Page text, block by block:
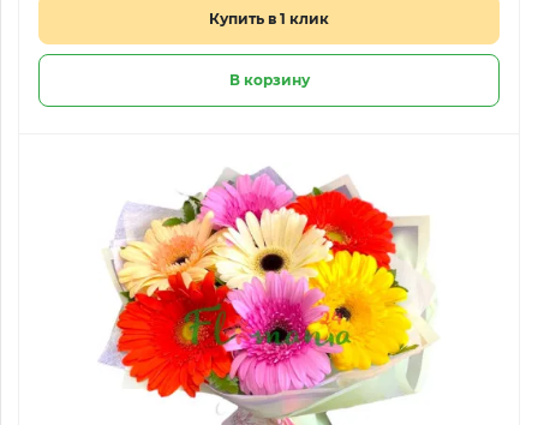
Купить в 1 клик
В корзину